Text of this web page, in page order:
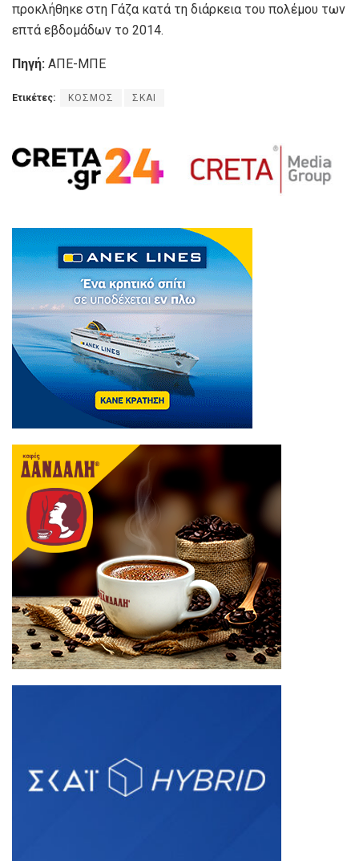
προκλήθηκε στη Γάζα κατά τη διάρκεια του πολέμου των
επτά εβδομάδων το 2014.
Πηγή: ΑΠΕ-ΜΠΕ
Ετικέτες: ΚΟΣΜΟΣ ΣΚΑΙ